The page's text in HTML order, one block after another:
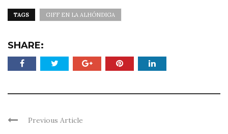
TAGS GIFF EN LA ALHÓNDIGA
SHARE:
Previous Article